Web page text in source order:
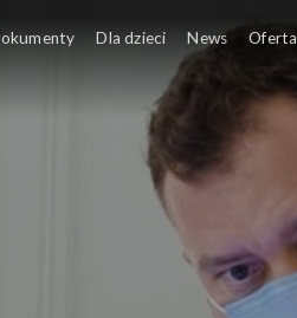
Dla dzieci News Oferta